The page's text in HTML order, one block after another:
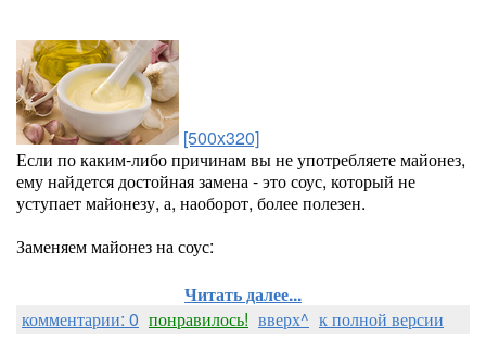
[500x320]
Если по каким-либо причинам вы не употребляете майонез,
ему найдется достойная замена - это соус, который не
уступает майонезу, а, наоборот, более полезен.
Заменяем майонез на соус:
Читать далее...
комментарии: 0 понравилось! вверх^ к полной версии